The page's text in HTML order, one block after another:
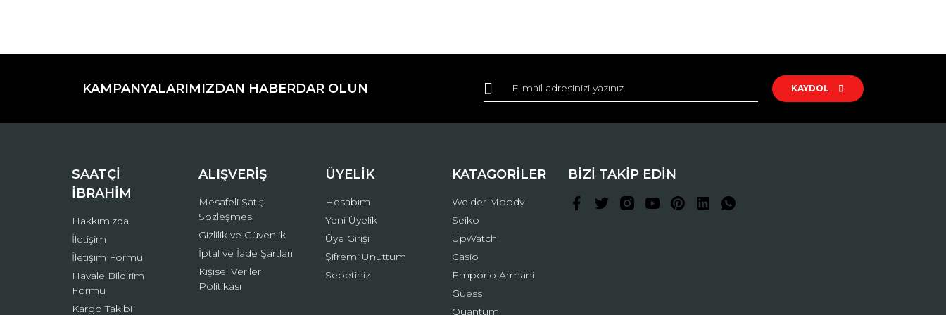
Yorum Yaz
Görüş ve önerileriniz için teşekkür ederiz.
Ürün resmi kalitesiz, bozuk veya görüntülenemiyor.
Bu ürüne benzer farklı alternatifler olmalı.
Gönder
KAMPANYALARIMIZDAN HABERDAR OLUN KAYDOL
SAATÇİ
İBRAHİM
Hakkımızda
İletişim
İletişim Formu
Havale Bildirim
Formu
Kargo Takibi
ALIŞVERİŞ
Mesafeli Satış
Sözleşmesi
Gizlilik ve Güvenlik
İptal ve İade Şartları
Kişisel Veriler
Politikası
ÜYELİK
Hesabım
Yeni Üyelik
Üye Girişi
Şifremi Unuttum
Sepetiniz
KATAGORİLER
Welder Moody
Seiko
UpWatch
Casio
Emporio Armani
Guess
Quantum
BİZİ TAKİP EDİN